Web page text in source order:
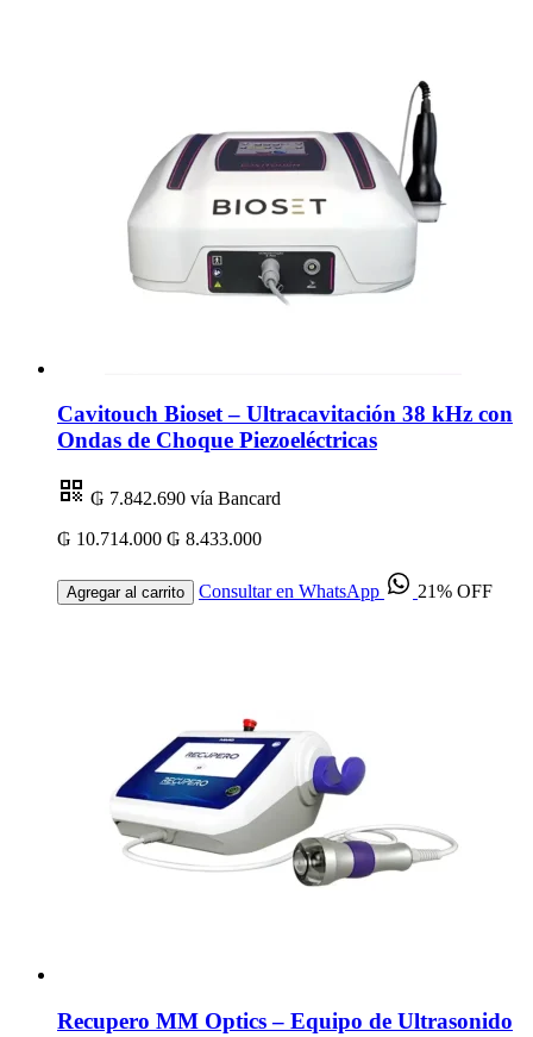
Cavitouch Bioset – Ultracavitación 38 kHz con
Ondas de Choque Piezoeléctricas
₲ 7.842.690 vía Bancard
₲ 10.714.000 ₲ 8.433.000
Agregar al carrito Consultar en WhatsApp 21% OFF
Recupero MM Optics – Equipo de Ultrasonido